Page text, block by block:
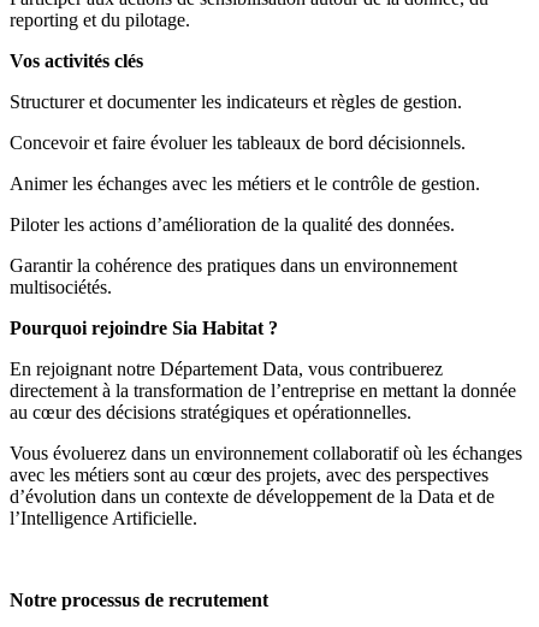
reporting et du pilotage.
Vos activités clés
Structurer et documenter les indicateurs et règles de gestion.
Concevoir et faire évoluer les tableaux de bord décisionnels.
Animer les échanges avec les métiers et le contrôle de gestion.
Piloter les actions d’amélioration de la qualité des données.
Garantir la cohérence des pratiques dans un environnement
multisociétés.
Pourquoi rejoindre Sia Habitat ?
En rejoignant notre Département Data, vous contribuerez
directement à la transformation de l’entreprise en mettant la donnée
au cœur des décisions stratégiques et opérationnelles.
Vous évoluerez dans un environnement collaboratif où les échanges
avec les métiers sont au cœur des projets, avec des perspectives
d’évolution dans un contexte de développement de la Data et de
l’Intelligence Artificielle.
Notre processus de recrutement